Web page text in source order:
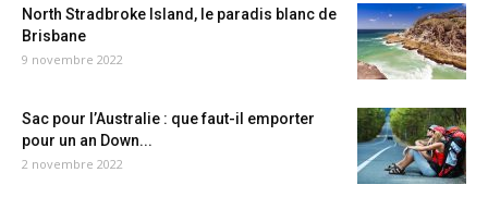
North Stradbroke Island, le paradis blanc de
Brisbane
9 novembre 2022
Sac pour l’Australie : que faut-il emporter
pour un an Down...
2 novembre 2022